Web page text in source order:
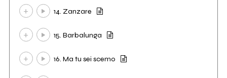
14. Zanzare
15. Barbalunga
16. Ma tu sei scemo